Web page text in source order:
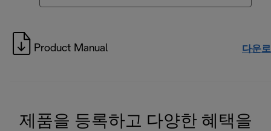
Product Manual 다운
제품을 등록하고 다양한 혜택을